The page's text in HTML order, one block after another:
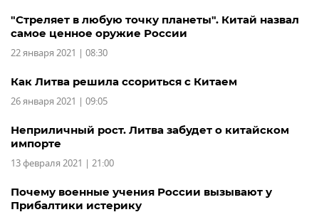
"Стреляет в любую точку планеты". Китай назвал
самое ценное оружие России
22 января 2021 | 08:30
Как Литва решила ссориться с Китаем
26 января 2021 | 09:05
Неприличный рост. Литва забудет о китайском
импорте
13 февраля 2021 | 21:00
Почему военные учения России вызывают у
Прибалтики истерику